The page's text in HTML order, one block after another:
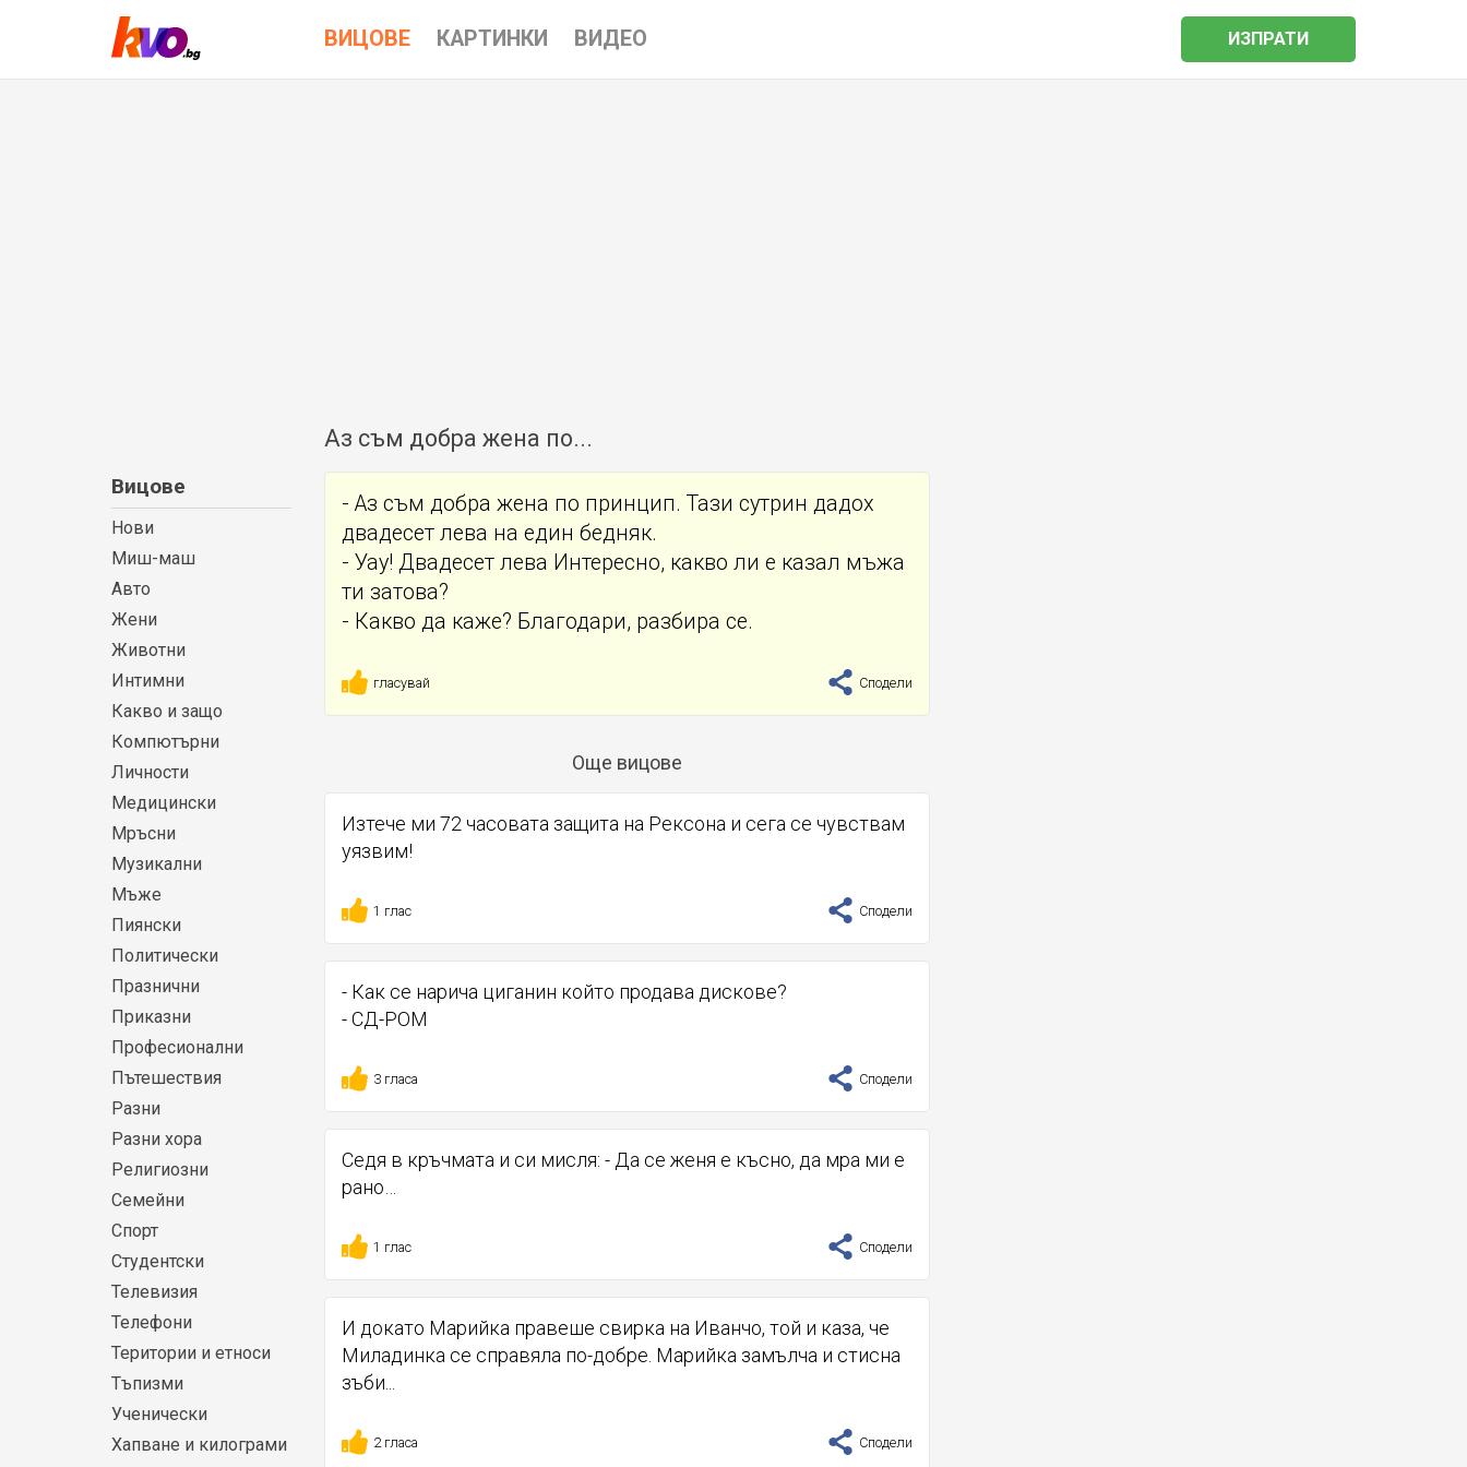
ВИЦОВЕ КАРТИНКИ ВИДЕО ИЗПРАТИ
Аз съм добра жена по...
Вицове
Нови
Миш-маш
Авто
Жени
Животни
Интимни
Какво и защо
Компютърни
Личности
Медицински
Мръсни
Музикални
Мъже
Пиянски
Политически
Празнични
Приказни
Професионални
Пътешествия
Разни
Разни хора
Религиозни
Семейни
Спорт
Студентски
Телевизия
Телефони
Територии и етноси
Тъпизми
Ученически
Хапване и килограми
- Аз съм добра жена по принцип. Тази сутрин дадох
двадесет лева на един бедняк.
- Уау! Двадесет лева Интересно, какво ли е казал мъжа
ти затова?
- Какво да каже? Благодари, разбира се.
гласувай Сподели
Още вицове
Изтече ми 72 часовата защита на Рексона и сега се чувствам
уязвим!
1 глас Сподели
- Как се нарича циганин който продава дискове?
- СД-РОМ
3 гласа Сподели
Седя в кръчмата и си мисля: - Да се женя е късно, да мра ми е
рано…
1 глас Сподели
И докато Марийка правеше свирка на Иванчо, той и каза, че
Миладинка се справяла по-добре. Марийка замълча и стисна
зъби...
2 гласа Сподели